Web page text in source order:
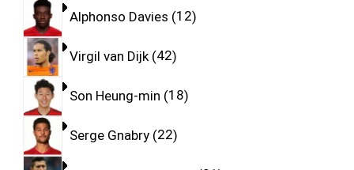
Alphonso Davies 12
Virgil van Dijk 42
Son Heung-min 18
Serge Gnabry 22